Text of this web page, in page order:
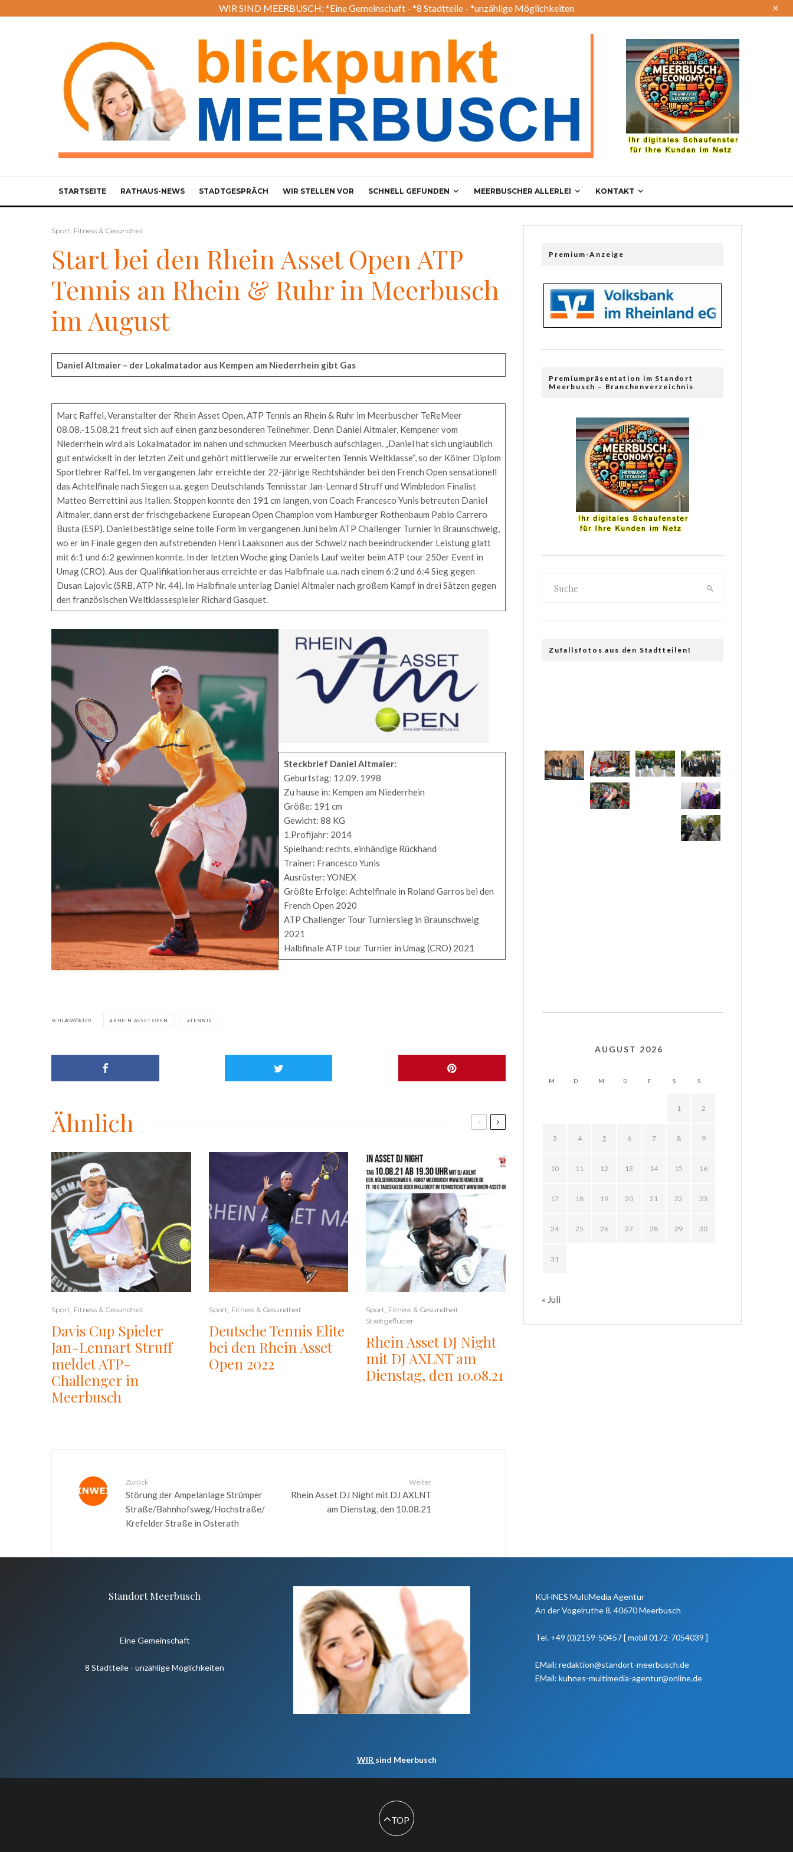
WIR SIND MEERBUSCH: *Eine Gemeinschaft - *8 Stadtteile - *unzählige Möglichkeiten
STARTSEITE RATHAUS-NEWS STADTGESPRÄCH WIR STELLEN VOR SCHNELL GEFUNDEN MEERBUSCHER ALLERLEI KONTAKT
Sport, Fitness & Gesundheit
Start bei den Rhein Asset Open ATP
Tennis an Rhein & Ruhr in Meerbusch
im August
Daniel Altmaier – der Lokalmatador aus Kempen am Niederrhein gibt Gas
Marc Raffel, Veranstalter der Rhein Asset Open, ATP Tennis an Rhein & Ruhr im Meerbuscher TeReMeer
08.08.-15.08.21 freut sich auf einen ganz besonderen Teilnehmer. Denn Daniel Altmaier, Kempener vom
Niederrhein wird als Lokalmatador im nahen und schmucken Meerbusch aufschlagen. „Daniel hat sich unglaublich
gut entwickelt in der letzten Zeit und gehört mittlerweile zur erweiterten Tennis Weltklasse“, so der Kölner Diplom
Sportlehrer Raffel. Im vergangenen Jahr erreichte der 22-jährige Rechtshänder bei den French Open sensationell
das Achtelfinale nach Siegen u.a. gegen Deutschlands Tennisstar Jan-Lennard Struff und Wimbledon Finalist
Matteo Berrettini aus Italien. Stoppen konnte den 191 cm langen, von Coach Francesco Yunis betreuten Daniel
Altmaier, dann erst der frischgebackene European Open Champion vom Hamburger Rothenbaum Pablo Carrero
Busta (ESP). Daniel bestätige seine tolle Form im vergangenen Juni beim ATP Challenger Turnier in Braunschweig,
wo er im Finale gegen den aufstrebenden Henri Laaksonen aus der Schweiz nach beeindruckender Leistung glatt
mit 6:1 und 6:2 gewinnen konnte. In der letzten Woche ging Daniels Lauf weiter beim ATP tour 250er Event in
Umag (CRO). Aus der Qualifikation heraus erreichte er das Halbfinale u.a. nach einem 6:2 und 6:4 Sieg gegen
Dusan Lajovic (SRB, ATP Nr. 44). Im Halbfinale unterlag Daniel Altmaier nach großem Kampf in drei Sätzen gegen
den französischen Weltklassespieler Richard Gasquet.
Steckbrief Daniel Altmaier:
Geburtstag: 12.09. 1998
Zu hause in: Kempen am Niederrhein
Größe: 191 cm
Gewicht: 88 KG
1.Profijahr: 2014
Spielhand: rechts, einhändige Rückhand
Trainer: Francesco Yunis
Ausrüster: YONEX
Größte Erfolge: Achtelfinale in Roland Garros bei den
French Open 2020
ATP Challenger Tour Turniersieg in Braunschweig
2021
Halbfinale ATP tour Turnier in Umag (CRO) 2021
SCHLAGWÖRTER RHEIN ASSET OPEN TENNIS
Ähnlich
Sport, Fitness & Gesundheit
Davis Cup Spieler
Jan-Lennart Struff
meldet ATP-
Challenger in
Meerbusch
Sport, Fitness & Gesundheit
Deutsche Tennis Elite
bei den Rhein Asset
Open 2022
Sport, Fitness & Gesundheit
Stadtgeflüster
Rhein Asset DJ Night
mit DJ AXLNT am
Dienstag, den 10.08.21
Zurück
Störung der Ampelanlage Strümper
Straße/Bahnhofsweg/Hochstraße/
Krefelder Straße in Osterath
Weiter
Rhein Asset DJ Night mit DJ AXLNT
am Dienstag, den 10.08.21
Premium-Anzeige
Premiumpräsentation im Standort
Meerbusch – Branchenverzeichnis
Zufallsfotos aus den Stadtteilen!
AUGUST 2026
M D M D F S S
1 2
3 4 5 6 7 8 9
10 11 12 13 14 15 16
17 18 19 20 21 22 23
24 25 26 27 28 29 30
31
« Juli
Standort Meerbusch
Eine Gemeinschaft
8 Stadtteile - unzählige Möglichkeiten
WIR sind Meerbusch
KUHNES MultiMedia Agentur
An der Vogelruthe 8, 40670 Meerbusch
Tel. +49 (0)2159-50457 [ mobil 0172-7054039 ]
EMail: redaktion@standort-meerbusch.de
EMail: kuhnes-multimedia-agentur@online.de
TOP